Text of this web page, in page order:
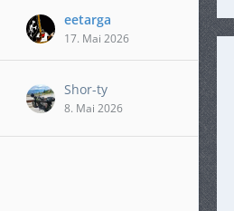
eetarga
17. Mai 2026
Shor-ty
8. Mai 2026